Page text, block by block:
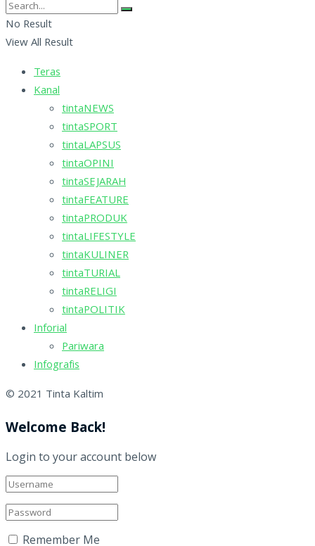
No Result
View All Result
Teras
Kanal
tintaNEWS
tintaSPORT
tintaLAPSUS
tintaOPINI
tintaSEJARAH
tintaFEATURE
tintaPRODUK
tintaLIFESTYLE
tintaKULINER
tintaTURIAL
tintaRELIGI
tintaPOLITIK
Inforial
Pariwara
Infografis
© 2021 Tinta Kaltim
Welcome Back!
Login to your account below
Remember Me